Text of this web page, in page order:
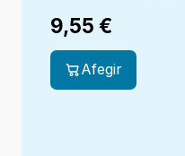
Trimestre.
Construïm.
Cuaderno
9,55 €
Afegir